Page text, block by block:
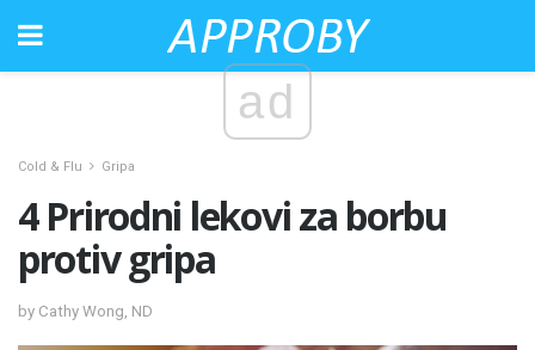
ad
Cold & Flu Gripa
4 Prirodni lekovi za borbu
protiv gripa
by Cathy Wong, ND